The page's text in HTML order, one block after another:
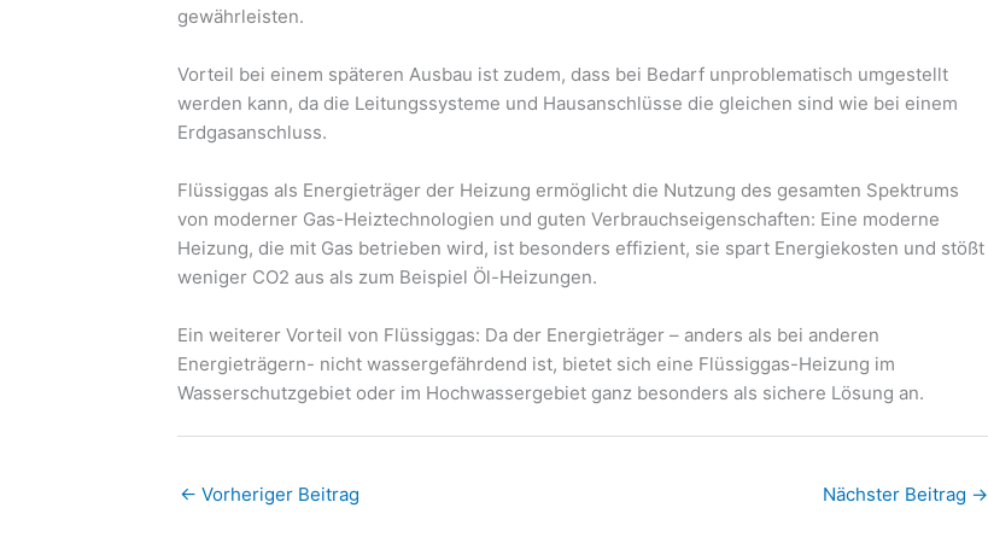
gewährleisten.
Vorteil bei einem späteren Ausbau ist zudem, dass bei Bedarf unproblematisch umgestellt
werden kann, da die Leitungssysteme und Hausanschlüsse die gleichen sind wie bei einem
Erdgasanschluss.
Flüssiggas als Energieträger der Heizung ermöglicht die Nutzung des gesamten Spektrums
von moderner Gas-Heiztechnologien und guten Verbrauchseigenschaften: Eine moderne
Heizung, die mit Gas betrieben wird, ist besonders effizient, sie spart Energiekosten und stößt
weniger CO2 aus als zum Beispiel Öl-Heizungen.
Ein weiterer Vorteil von Flüssiggas: Da der Energieträger – anders als bei anderen
Energieträgern- nicht wassergefährdend ist, bietet sich eine Flüssiggas-Heizung im
Wasserschutzgebiet oder im Hochwassergebiet ganz besonders als sichere Lösung an.
← Vorheriger Beitrag Nächster Beitrag →